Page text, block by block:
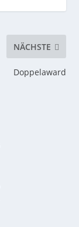
NÄCHSTE
Doppelaward